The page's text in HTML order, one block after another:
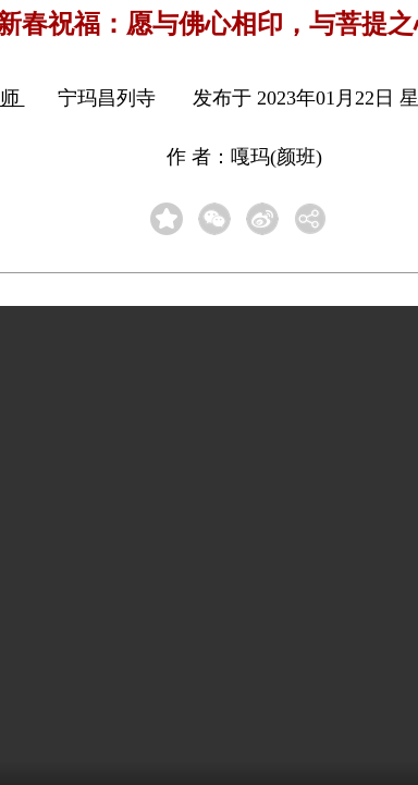
春祝福：愿与佛心相印，与菩提
宁玛昌列寺 发布于 2023年01月22日
作 者：嘎玛(颜班)